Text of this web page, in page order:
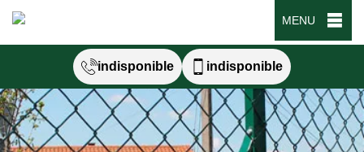
MENU
indisponible indisponible